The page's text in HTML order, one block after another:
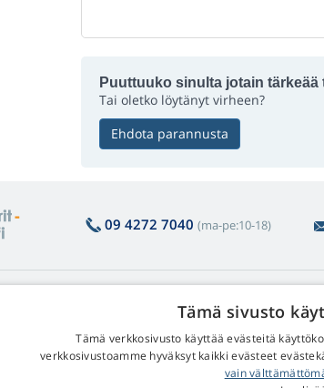
Puuttuuko sinulta jotain tärkeää
Tai oletko löytänyt virheen?
Ehdota parannusta
09 4272 7040 (ma-pe:10-18)
Palautus ja reklamaatiot
Helppo tuotepalautus
Yleiset ostoehdot
Tämä sivusto
Tämä verkkosivusto käyttää evästeitä
verkkosivustoamme hyväksyt kaikki evästeet
vain